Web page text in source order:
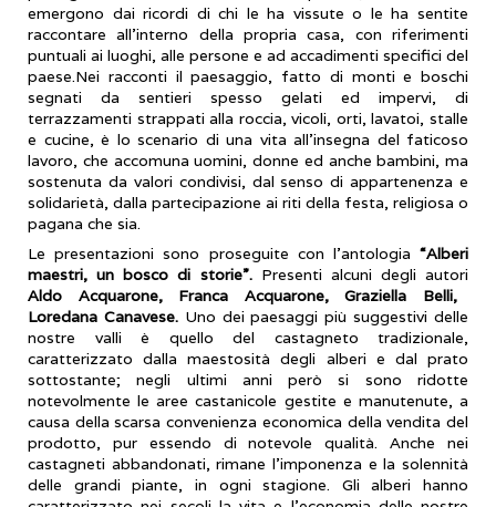
emergono dai ricordi di chi le ha vissute o le ha sentite
raccontare all'interno della propria casa, con riferimenti
puntuali ai luoghi, alle persone e ad accadimenti specifici del
paese.Nei racconti il paesaggio, fatto di monti e boschi
segnati da sentieri spesso gelati ed impervi, di
terrazzamenti strappati alla roccia, vicoli, orti, lavatoi, stalle
e cucine, è lo scenario di una vita all'insegna del faticoso
lavoro, che accomuna uomini, donne ed anche bambini, ma
sostenuta da valori condivisi, dal senso di appartenenza e
solidarietà, dalla partecipazione ai riti della festa, religiosa o
pagana che sia.
Le presentazioni sono proseguite con l’antologia “Alberi
maestri, un bosco di storie”. Presenti alcuni degli autori
Aldo Acquarone, Franca Acquarone, Graziella Belli,
Loredana Canavese. Uno dei paesaggi più suggestivi delle
nostre valli è quello del castagneto tradizionale,
caratterizzato dalla maestosità degli alberi e dal prato
sottostante; negli ultimi anni però si sono ridotte
notevolmente le aree castanicole gestite e manutenute, a
causa della scarsa convenienza economica della vendita del
prodotto, pur essendo di notevole qualità. Anche nei
castagneti abbandonati, rimane l’imponenza e la solennità
delle grandi piante, in ogni stagione. Gli alberi hanno